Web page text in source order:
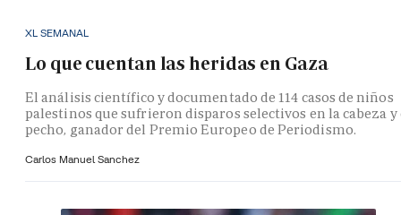
XL SEMANAL
Lo que cuentan las heridas en Gaza
El análisis científico y documentado de 114 casos de niños
palestinos que sufrieron disparos selectivos en la cabeza y
pecho, ganador del Premio Europeo de Periodismo.
Carlos Manuel Sanchez